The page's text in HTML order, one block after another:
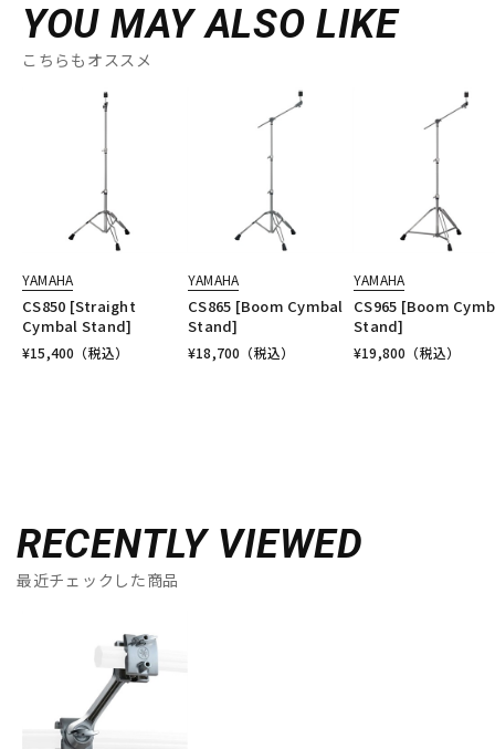
YOU MAY ALSO LIKE
こちらもオススメ
YAMAHA
CS850 [Straight
Cymbal Stand]
¥15,400 （税込）
YAMAHA
CS865 [Boom Cymbal
Stand]
¥18,700 （税込）
YAMAHA
CS965 [Boom
Stand]
¥19,800 （税込）
RECENTLY VIEWED
最近チェックした商品